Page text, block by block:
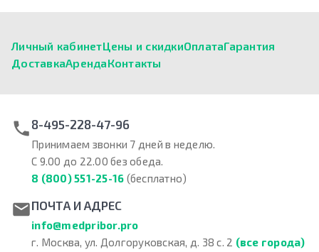
Личный кабинетЦены и скидкиОплатаГарантия
ДоставкаАрендаКонтакты
8-495-228-47-96
Принимаем звонки 7 дней в неделю.
С 9.00 до 22.00 без обеда.
8 (800) 551-25-16 (бесплатно)
ПОЧТА И АДРЕС
info@medpribor.pro
г. Москва, ул. Долгоруковская, д. 38 с. 2 (все города)